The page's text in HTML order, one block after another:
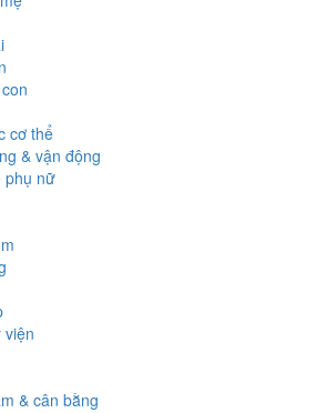
cơ thể
& vận động
phụ nữ
viện
& cân bằng